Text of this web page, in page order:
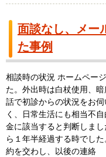
面談なし、メー
た事例
相談時の状況 ホームペー
た。外出時は白杖使用、
話で初診からの状況をお
く、日常生活にも相当不
金に該当すると判断しま
ら１年半経過する時でし
約を交わし、以後の連絡